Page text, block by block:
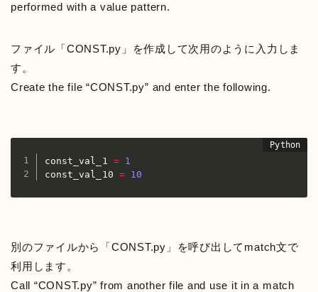
performed with a value pattern.
ファイル「CONST.py」を作成して次用のように入力しま
す。
Create the file “CONST.py” and enter the following.
const_val_1 =
1
const_val_10 = 10
別のファイルから「CONST.py」を呼び出してmatch文で
利用します。
Call “CONST.py” from another file and use it in a match